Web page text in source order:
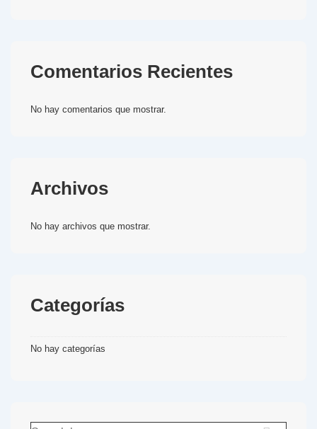
Comentarios Recientes
No hay comentarios que mostrar.
Archivos
No hay archivos que mostrar.
Categorías
No hay categorías